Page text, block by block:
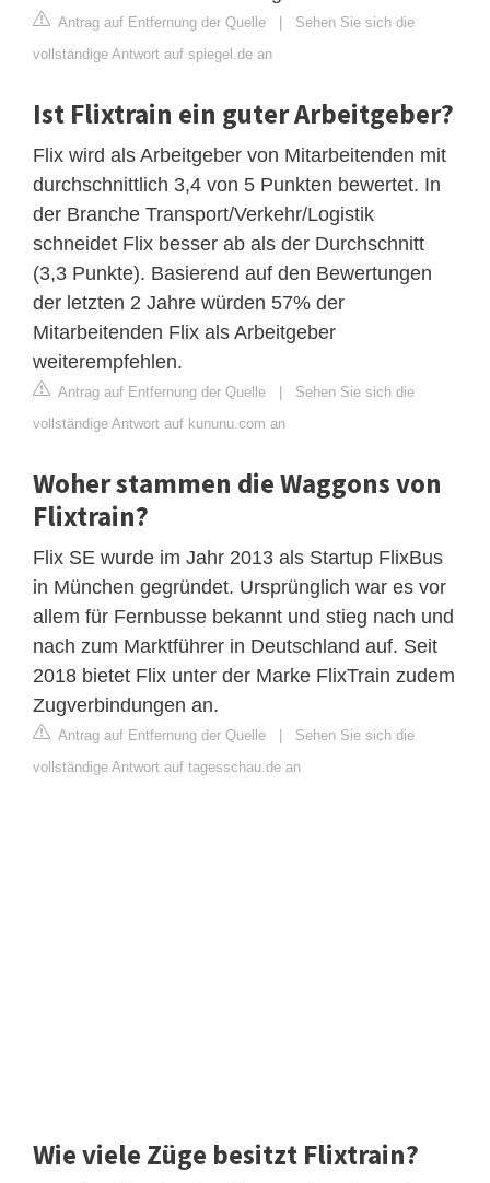
Antrag auf Entfernung der Quelle | Sehen Sie sich die
vollständige Antwort auf spiegel.de an
Ist Flixtrain ein guter Arbeitgeber?
Flix wird als Arbeitgeber von Mitarbeitenden mit
durchschnittlich 3,4 von 5 Punkten bewertet. In
der Branche Transport/Verkehr/Logistik
schneidet Flix besser ab als der Durchschnitt
(3,3 Punkte). Basierend auf den Bewertungen
der letzten 2 Jahre würden 57% der
Mitarbeitenden Flix als Arbeitgeber
weiterempfehlen.
Antrag auf Entfernung der Quelle | Sehen Sie sich die
vollständige Antwort auf kununu.com an
Woher stammen die Waggons von
Flixtrain?
Flix SE wurde im Jahr 2013 als Startup FlixBus
in München gegründet. Ursprünglich war es vor
allem für Fernbusse bekannt und stieg nach und
nach zum Marktführer in Deutschland auf. Seit
2018 bietet Flix unter der Marke FlixTrain zudem
Zugverbindungen an.
Antrag auf Entfernung der Quelle | Sehen Sie sich die
vollständige Antwort auf tagesschau.de an
Wie viele Züge besitzt Flixtrain?